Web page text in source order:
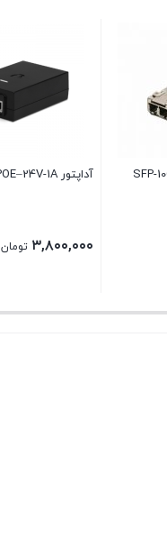
آداپتور UBNT-POE–24V-1A
۳,۸۰۰,۰۰۰ تومان